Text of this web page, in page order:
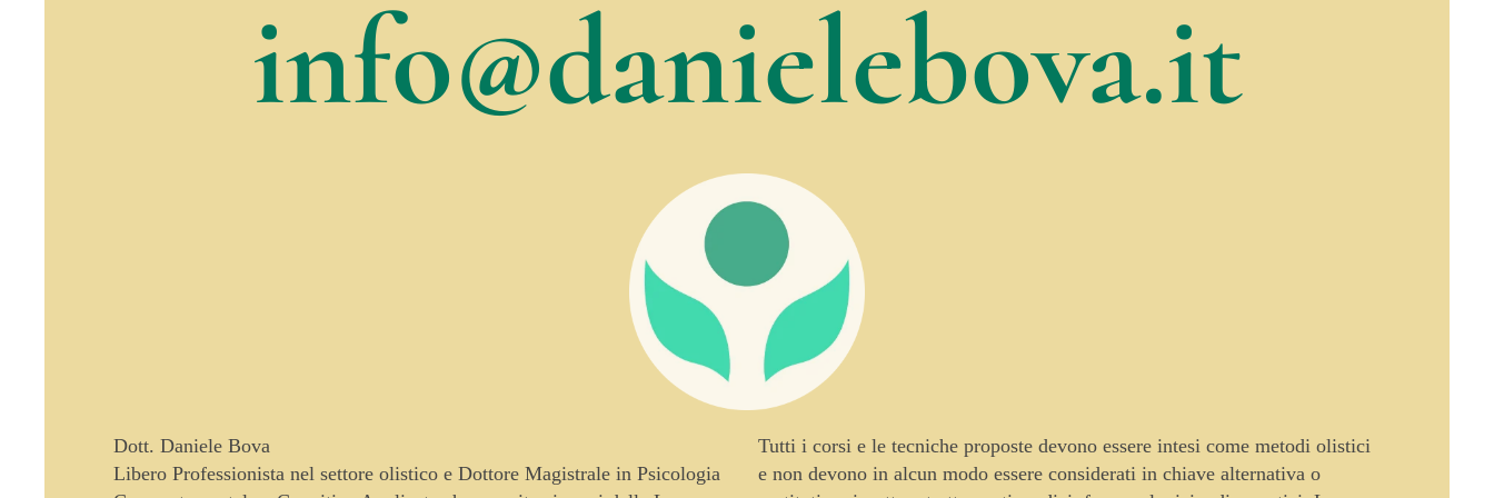
info@danielebova.it
Dott. Daniele Bova
Libero Professionista nel settore olistico e Dottore Magistrale in Psicologia
Tutti i corsi e le tecniche proposte devono essere intesi come metodi olistici
e non devono in alcun modo essere considerati in chiave alternativa o